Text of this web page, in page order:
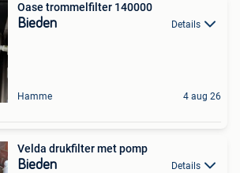
Oase trommelfilter 140000
Bieden Details
Hamme 4 aug 26
Velda drukfilter met pomp
Bieden Details